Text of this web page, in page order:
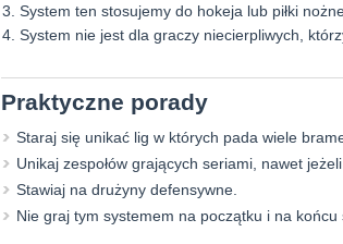
System ten stosujemy do hokeja lub piłki
System nie jest dla graczy niecierpliwych,
Praktyczne porady
Staraj się unikać lig w których pada wiele
Unikaj zespołów grających seriami, nawet
Stawiaj na drużyny defensywne.
Nie graj tym systemem na początku i na końcu